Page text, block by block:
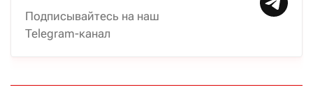
Подписывайтесь на наш
Telegram-канал